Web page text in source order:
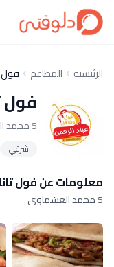
الرئيسية المطاعم فول
فول
5 محمد العشماوي
شرقي
معلومات عن فول
5 محمد العشماوي